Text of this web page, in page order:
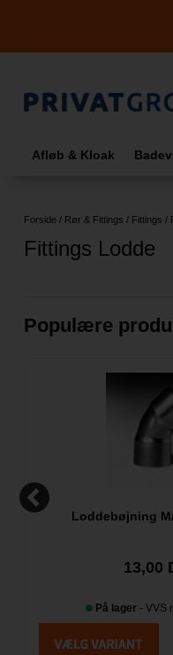
Afløb & Kloak
Forside / Rør & Fittings / Fittings /
Fittings Lodde
Populære
Loddebøjning
13,00
På lager - VVS